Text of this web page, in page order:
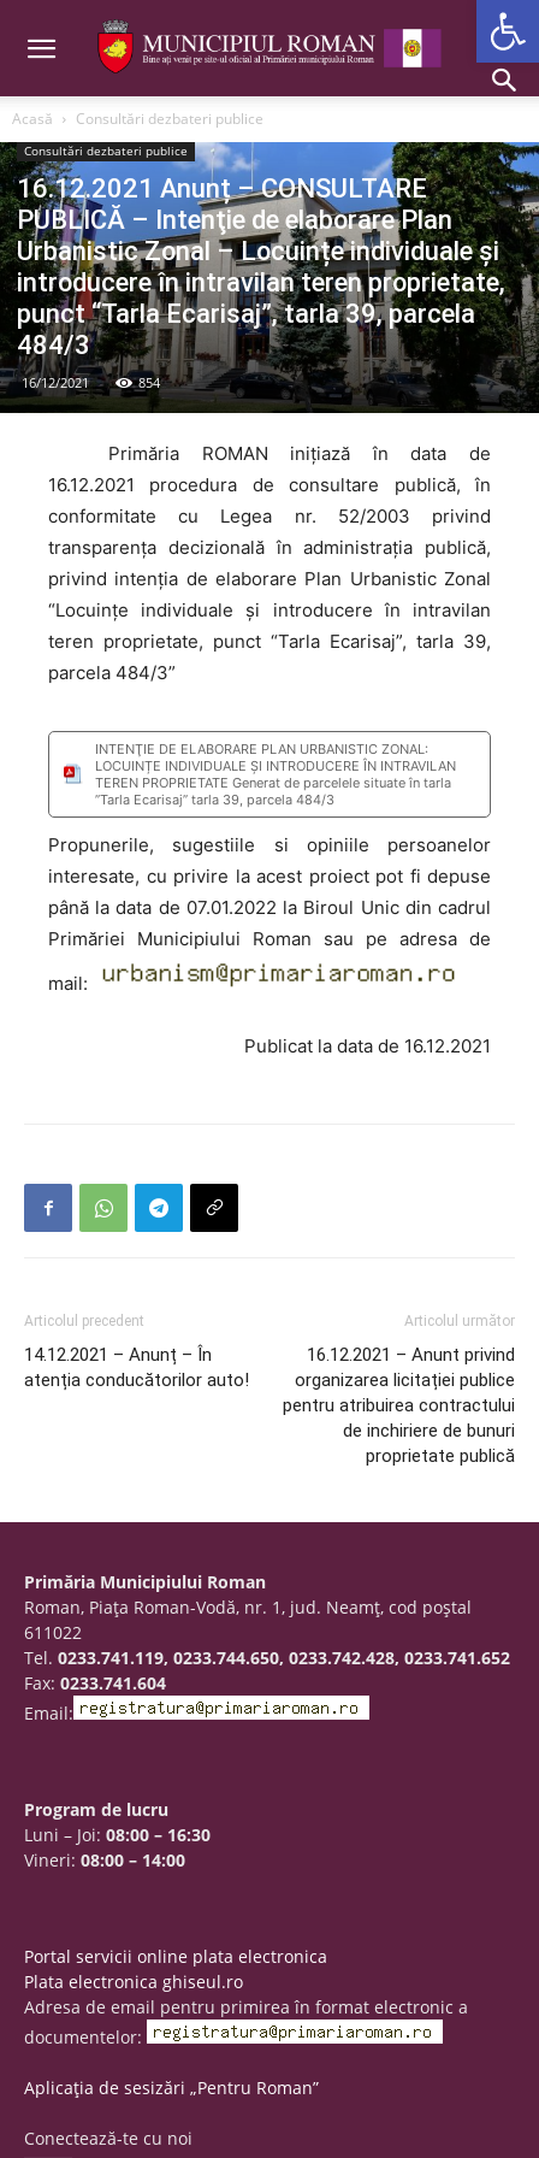
Acasă Consultări dezbateri publice
Consultări dezbateri publice
16.12.2021 Anunț – CONSULTARE
PUBLICĂ – Intenţie de elaborare Plan
Urbanistic Zonal – Locuințe individuale și
introducere în intravilan teren proprietate,
punct “Tarla Ecarisaj”, tarla 39, parcela
484/3
16/12/2021 854
Primăria ROMAN inițiază în data de
16.12.2021 procedura de consultare publică, în
conformitate cu Legea nr. 52/2003 privind
transparența decizională în administrația publică,
privind intenţia de elaborare Plan Urbanistic Zonal
“Locuințe individuale și introducere în intravilan
teren proprietate, punct “Tarla Ecarisaj”, tarla 39,
parcela 484/3”
INTENŢIE DE ELABORARE PLAN URBANISTIC ZONAL:
LOCUINȚE INDIVIDUALE ȘI INTRODUCERE ÎN INTRAVILAN
TEREN PROPRIETATE Generat de parcelele situate în tarla
’’Tarla Ecarisaj” tarla 39, parcela 484/3
Propunerile, sugestiile si opiniile persoanelor
interesate, cu privire la acest proiect pot fi depuse
până la data de 07.01.2022 la Biroul Unic din cadrul
Primăriei Municipiului Roman sau pe adresa de
mail:
Publicat la data de 16.12.2021
Articolul precedent
14.12.2021 – Anunț – În
atenția conducătorilor auto!
Articolul următor
16.12.2021 – Anunt privind
organizarea licitației publice
pentru atribuirea contractului
de inchiriere de bunuri
proprietate publică
Primăria Municipiului Roman
Roman, Piaţa Roman-Vodă, nr. 1, jud. Neamţ, cod poştal
611022
Tel. 0233.741.119, 0233.744.650, 0233.742.428, 0233.741.652
Fax: 0233.741.604
Email:
Program de lucru
Luni – Joi: 08:00 – 16:30
Vineri: 08:00 – 14:00
Portal servicii online plata electronica
Plata electronica ghiseul.ro
Adresa de email pentru primirea în format electronic a
documentelor:
Aplicația de sesizări „Pentru Roman”
Conectează-te cu noi